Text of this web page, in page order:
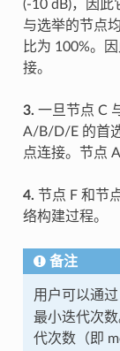
(-10 dB)，因此
与选举的节点
比为 100%。
接。
3. 一旦节点 C
A/B/D/E 的首
点连接。节点
4. 节点 F 和节
络构建过程。
备注
用户可以通过
最小迭代次
代次数（即